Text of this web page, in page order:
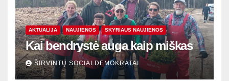
AKTUALIJA NAUJIENOS SKYRIAUS NAUJIENOS
Kai bendrystė auga kaip miškas
ŠIRVINTŲ SOCIALDEMOKRATAI